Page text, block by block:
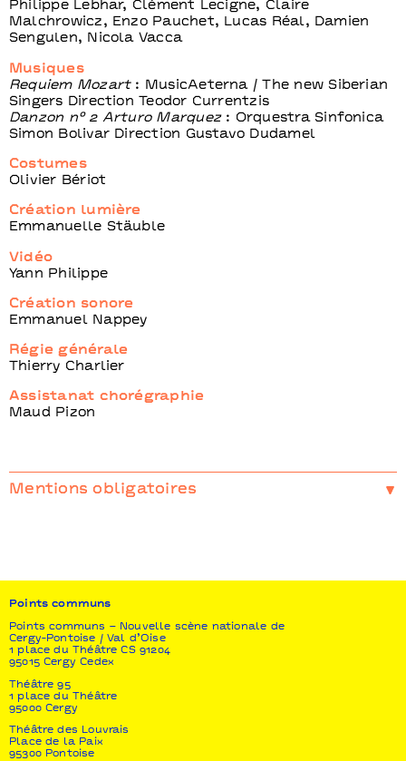
Philippe Lebhar, Clément Lecigne, Claire
Malchrowicz, Enzo Pauchet, Lucas Réal, Damien
Sengulen, Nicola Vacca
Musiques
Requiem Mozart: MusicAeterna / The new Siberian
Singers Direction Teodor Currentzis
Danzon n° 2 Arturo Marquez: Orquestra Sinfonica
Simon Bolivar Direction Gustavo Dudamel
Costumes
Olivier Bériot
Création lumière
Emmanuelle Stäuble
Vidéo
Yann Philippe
Création sonore
Emmanuel Nappey
Régie générale
Thierry Charlier
Assistanat chorégraphie
Maud Pizon
Mentions obligatoires
d’Oise I L’Azimut – Antony & Châtenay-Malabry I
CCN-Ballet de l’Opéra national du Rhin I La
/ Metz I Le Grand R - scène nationale La Roche-sur-
Yon I Le Théâtre de Mâcon I Quartz, scène nationale
de Brest I Le Théâtre de Saint-Nazaire I Équinoxe,
scène nationale de Châteauroux
Soutiens
Atelier de Paris – CDCN I Centre national de la
Danse - CN D I La Briqueterie – CDCN
Points communs
Points communs – Nouvelle scène nationale de
Cergy-Pontoise / Val d’Oise
1 place du Théâtre CS 91204
95015 Cergy Cedex
Théâtre 95
1 place du Théâtre
95000 Cergy
Théâtre des Louvrais
Place de la Paix
95300 Pontoise